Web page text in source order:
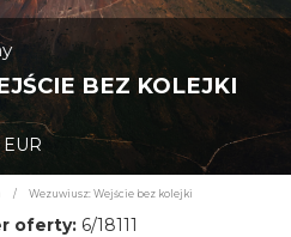
BEZ KOLEJKI
EUR
/ Wezuwiusz: Wejście bez kolejki
oferty: 6/18111